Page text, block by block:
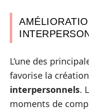
L’une des
favorise la
interpersonnels.
moments de